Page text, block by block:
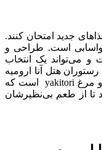
جدید امتحان کنند.
واسابی است. طراحی و
می‌تواند یک انتخاب
هتل آنا ارومیه
سوپ Miso، برنج سرخ شده Nasi Goreng و مرغ yakitori است که
تا از طعم بی‌نظیرشان